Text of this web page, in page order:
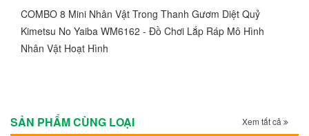
COMBO 8 Mini Nhân Vật Trong Thanh Gươm Diệt Quỷ
Kimetsu No Yaiba WM6162 - Đồ Chơi Lắp Ráp Mô Hình
Nhân Vật Hoạt Hình
SẢN PHẨM CÙNG LOẠI Xem tất cả